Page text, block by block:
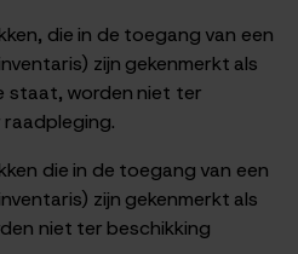
die in de toegang van een
zijn gekenmerkt als
staat, worden niet ter
die in de toegang van een
zijn gekenmerkt als
niet ter beschikking